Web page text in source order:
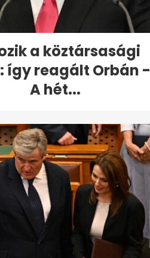
a köztársasági
így reagált Orbán -
A hét...